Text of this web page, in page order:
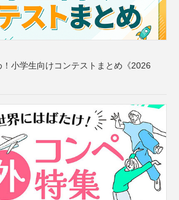
小学生向けコンテストまとめ《2026